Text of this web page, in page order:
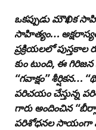
ఒకప్పుడు మౌఖిక
సాహిత్యం…
ప్రక్రియలలో
కుం టుంది, ఈ
‘‘గవాక్షం’’ శీర్షికన…
పరిచయం చేస్తున్న
గారు అందించిన
పరిశోధనల సాయంగా